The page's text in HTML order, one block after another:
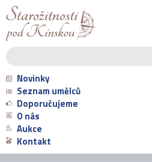
Novinky
Seznam umělců
Doporučujeme
O nás
Aukce
Kontakt